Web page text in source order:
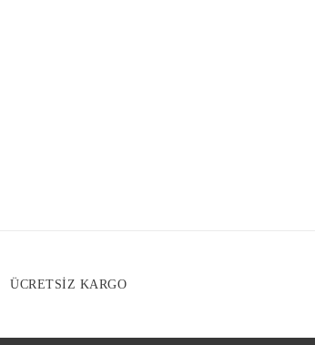
ÜCRETSİZ KARGO